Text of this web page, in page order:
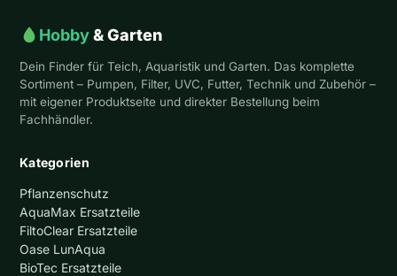
Hobby& Garten
Dein Finder für Teich, Aquaristik und Garten. Das komplette
Sortiment – Pumpen, Filter, UVC, Futter, Technik und Zubehör –
mit eigener Produktseite und direkter Bestellung beim
Fachhändler.
Kategorien
Pflanzenschutz
AquaMax Ersatzteile
FiltoClear Ersatzteile
Oase LunAqua
BioTec Ersatzteile